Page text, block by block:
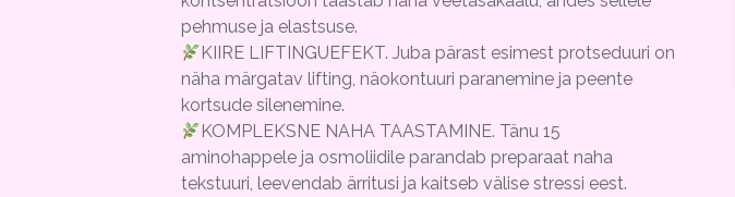
pehmuse ja elastsuse.
KIIRE LIFTINGUEFEKT. Juba pärast esimest protseduuri on
näha märgatav lifting, näokontuuri paranemine ja peente
kortsude silenemine.
KOMPLEKSNE NAHA TAASTAMINE. Tänu 15
aminohappele ja osmoliidile parandab preparaat naha
tekstuuri, leevendab ärritusi ja kaitseb välise stressi eest.